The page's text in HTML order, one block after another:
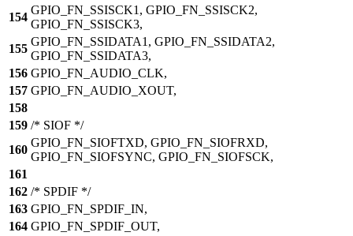
154
GPIO_FN_SSISCK1, GPIO_FN_SSISCK2,
GPIO_FN_SSISCK3,
155
GPIO_FN_SSIDATA1, GPIO_FN_SSIDATA2,
GPIO_FN_SSIDATA3,
156 GPIO_FN_AUDIO_CLK,
157 GPIO_FN_AUDIO_XOUT,
158
159 /* SIOF */
160
GPIO_FN_SIOFTXD, GPIO_FN_SIOFRXD,
GPIO_FN_SIOFSYNC, GPIO_FN_SIOFSCK,
161
162 /* SPDIF */
163 GPIO_FN_SPDIF_IN,
164 GPIO_FN_SPDIF_OUT,